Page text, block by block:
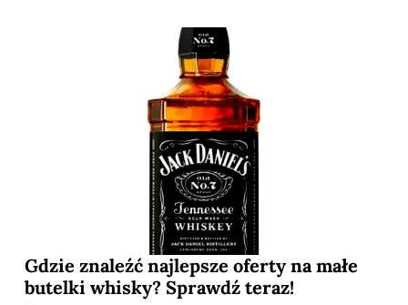
Gdzie znaleźć najlepsze oferty na małe
butelki whisky? Sprawdź teraz!